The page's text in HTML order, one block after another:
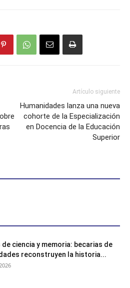
Artículo siguiente
Humanidades lanza una nueva
cohorte de la Especialización
en Docencia de la Educación
Superior
de ciencia y memoria: becarias de
reconstruyen la historia...